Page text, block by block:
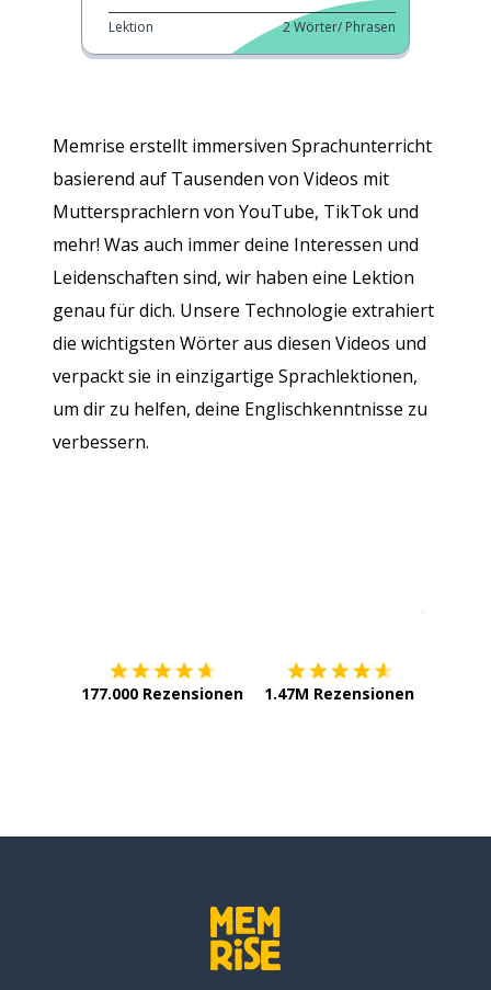
Memrise erstellt immersiven Sprachunterricht
basierend auf Tausenden von Videos mit
Muttersprachlern von YouTube, TikTok und
mehr! Was auch immer deine Interessen und
Leidenschaften sind, wir haben eine Lektion
genau für dich. Unsere Technologie extrahiert
die wichtigsten Wörter aus diesen Videos und
verpackt sie in einzigartige Sprachlektionen,
um dir zu helfen, deine Englischkenntnisse zu
verbessern.
Lektion 2Wörter/ Phrasen
177.000 Rezensionen 1.47M Rezensionen